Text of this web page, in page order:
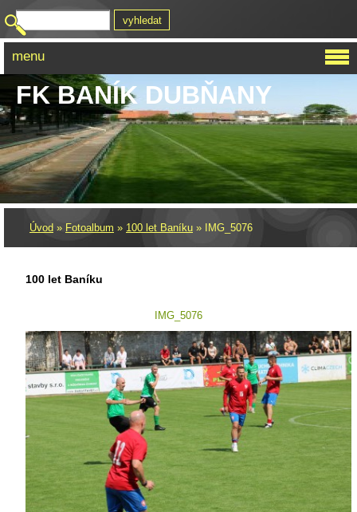
FK BANÍK DUBŇANY
Úvod » Fotoalbum » 100 let Baníku » IMG_5076
100 let Baníku
IMG_5076
menu